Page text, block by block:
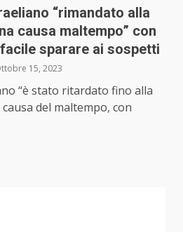
“rimandato alla
causa maltempo” con
sparare ai sospetti
15, 2023
“è stato ritardato fino alla
del maltempo, con